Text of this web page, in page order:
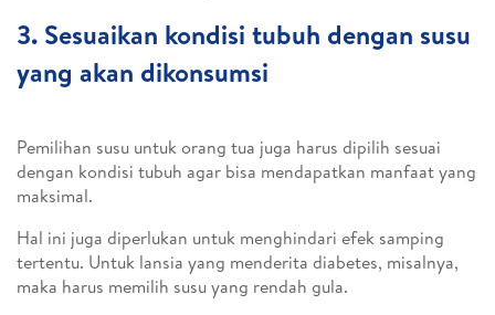
3. Sesuaikan kondisi tubuh dengan susu
yang akan dikonsumsi
Pemilihan susu untuk orang tua juga harus dipilih sesuai
dengan kondisi tubuh agar bisa mendapatkan manfaat yang
maksimal.
Hal ini juga diperlukan untuk menghindari efek samping
tertentu. Untuk lansia yang menderita diabetes, misalnya,
maka harus memilih susu yang rendah gula.